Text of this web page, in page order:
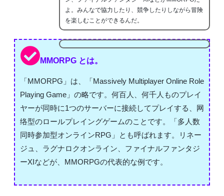
よ。みんなで協力したり、競争したりしながら冒険
を楽しむことができるんだ。
MMORPG とは。
「MMORPG」は、「Massively Multiplayer Online Role
Playing Game」の略です。何百人、何千人ものプレイ
ヤーが同時に1つのサーバーに接続してプレイする、网
络型のロールプレイングゲームのことです。「多人数
同時参加型オンラインRPG」とも呼ばれます。リネー
ジュ、ラグナロクオンライン、ファイナルファンタジ
ーXIなどが、MMORPGの代表的な例です。